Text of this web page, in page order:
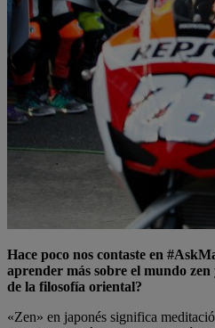
Hace poco nos contaste en
aprender más sobre el mundo
de la filosofía oriental?
«Zen» en japonés significa